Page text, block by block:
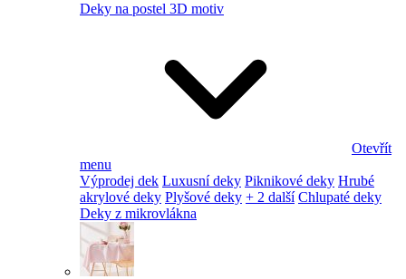
Deky na postel 3D motiv
Otevřít
menu
Výprodej dek Luxusní deky Piknikové deky Hrubé
akrylové deky Plyšové deky + 2 další Chlupaté deky
Deky z mikrovlákna